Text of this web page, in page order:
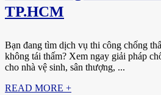
TP.HCM
Bạn đang tìm dịch vụ thi công chống
không tái thấm? Xem ngay giải pháp
cho nhà vệ sinh, sân thượng, ...
READ MORE +